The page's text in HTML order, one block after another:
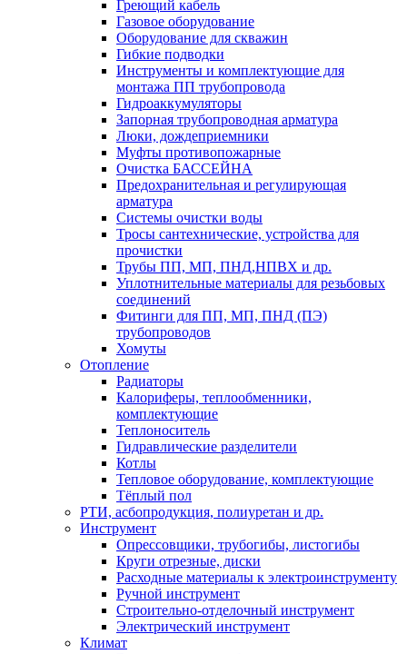
Греющий кабель
Газовое оборудование
Оборудование для скважин
Гибкие подводки
Инструменты и комплектующие для
монтажа ПП трубопровода
Гидроаккумуляторы
Запорная трубопроводная арматура
Люки, дождеприемники
Муфты противопожарные
Очистка БАССЕЙНА
Предохранительная и регулирующая
арматура
Системы очистки воды
Тросы сантехнические, устройства для
прочистки
Трубы ПП, МП, ПНД,НПВХ и др.
Уплотнительные материалы для резьбовых
соединений
Фитинги для ПП, МП, ПНД (ПЭ)
трубопроводов
Хомуты
Отопление
Радиаторы
Калориферы, теплообменники,
комплектующие
Теплоноситель
Гидравлические разделители
Котлы
Тепловое оборудование, комплектующие
Тёплый пол
РТИ, асбопродукция, полиуретан и др.
Инструмент
Опрессовщики, трубогибы, листогибы
Круги отрезные, диски
Расходные материалы к электроинструменту
Ручной инструмент
Строительно-отделочный инструмент
Электрический инструмент
Климат